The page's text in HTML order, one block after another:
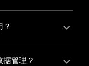
助您轻松解决客
序商城搭建专
铺，快速搭建属
商城、有赞私
管理？